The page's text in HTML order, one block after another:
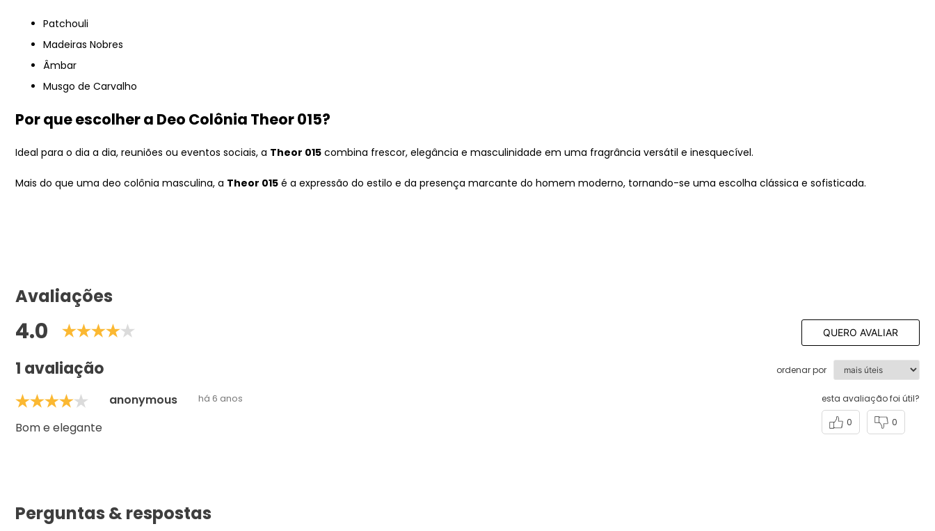
Patchouli
Madeiras Nobres
Âmbar
Musgo de Carvalho
Por que escolher a Deo Colônia Theor 015?
Ideal para o dia a dia, reuniões ou eventos sociais, a Theor 015 combina frescor, elegância e masculinidade em uma fragrância versátil e inesquecível.
Mais do que uma deo colônia masculina, a Theor 015 é a expressão do estilo e da presença marcante do homem moderno, tornando-se uma escolha clássica e sofisticada.
Avaliações
4.0 QUERO AVALIAR
1 avaliação ordenar por
anonymous há 6 anos
Bom e elegante
esta avaliação foi útil?
0
0
Perguntas & respostas